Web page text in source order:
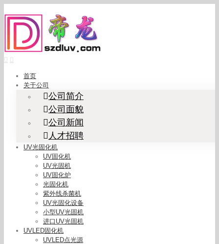
to
content
首页
关于公司
公司简介
公司面貌
公司新闻
人才招聘
UV光固化机
UV固化机
UV光固机
UV固化炉
光固化机
紫外线杀菌机
UV光固化设备
小型UV光固机
进口UV光固机
UVLED固化机
UVLED点光源